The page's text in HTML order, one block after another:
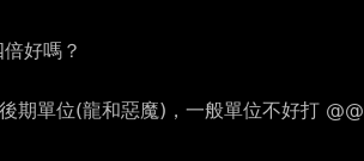
好嗎？
期單位(龍和惡魔)，一般單位不好打 @@